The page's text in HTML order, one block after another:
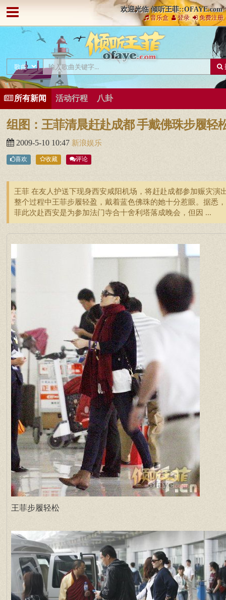
欢迎光临 倾听王菲::OFAYE.com
音乐盒 登录 免费注册
所有新闻 活动行程 八卦
组图：王菲清晨赶赴成都 手戴佛珠步履轻
2009-5-10 10:47 新浪娱乐
喜欢 收藏 评论
王菲 在友人护送下现身西安咸阳机场，将赶赴成都参加赈灾演
整个过程中王菲步履轻盈，戴着蓝色佛珠的她十分惹眼。据悉
菲此次赴西安是为参加法门寺合十舍利塔落成晚会，但因 ...
王菲步履轻松